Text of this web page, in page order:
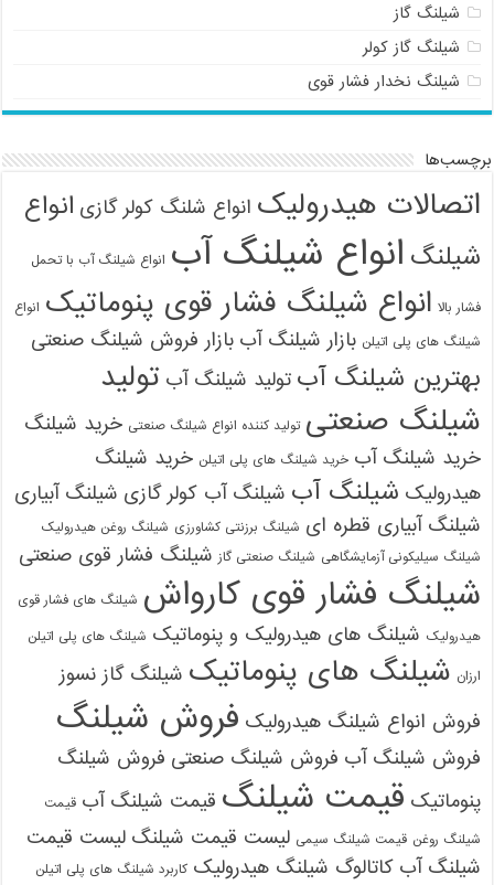
شیلنگ گاز
شیلنگ گاز کولر
شیلنگ نخدار فشار قوی
برچسب‌ها
اتصالات هیدرولیک انواع شلنگ کولر گازی انواع
شیلنگ انواع شیلنگ آب انواع شیلنگ آب با تحمل
فشار بالا انواع شیلنگ فشار قوی پنوماتیک انواع
شیلنگ های پلی اتیلن بازار شیلنگ آب بازار فروش شیلنگ صنعتی
بهترین شیلنگ آب تولید شیلنگ آب تولید
شیلنگ صنعتی تولید کننده انواع شیلنگ صنعتی خرید شیلنگ
خرید شیلنگ آب خرید شیلنگ های پلی اتیلن خرید شیلنگ
هیدرولیک شیلنگ آب شیلنگ آب کولر گازی شیلنگ آبیاری
شیلنگ آبیاری قطره ای شیلنگ برزنتی کشاورزی شیلنگ روغن هیدرولیک
شیلنگ سیلیکونی آزمایشگاهی شیلنگ صنعتی گاز شیلنگ فشار قوی صنعتی
شیلنگ فشار قوی کارواش شیلنگ های فشار قوی
هیدرولیک شیلنگ های هیدرولیک و پنوماتیک شیلنگ های پلی اتیلن
ارزان شیلنگ های پنوماتیک شیلنگ گاز نسوز
فروش انواع شیلنگ هیدرولیک فروش شیلنگ
فروش شیلنگ آب فروش شیلنگ صنعتی فروش شیلنگ
پنوماتیک قیمت شیلنگ قیمت شیلنگ آب قیمت
شیلنگ روغن قیمت شیلنگ سیمی لیست قیمت شیلنگ لیست قیمت
شیلنگ آب کاتالوگ شیلنگ هیدرولیک کاربرد شیلنگ های پلی اتیلن